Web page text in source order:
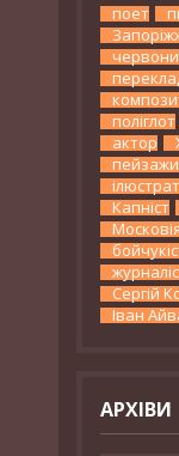
поет
поліглот
актор
Капніст
Сергій
Іван
АРХІВИ